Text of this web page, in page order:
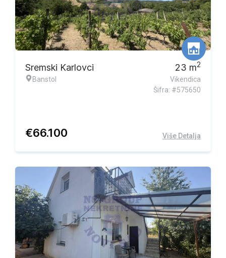
Ekskluzivna ponuda
Sremski Karlovci
Banstol
23 m2
Vikendica
Šifra: #575650
€66.100 Više Detalja